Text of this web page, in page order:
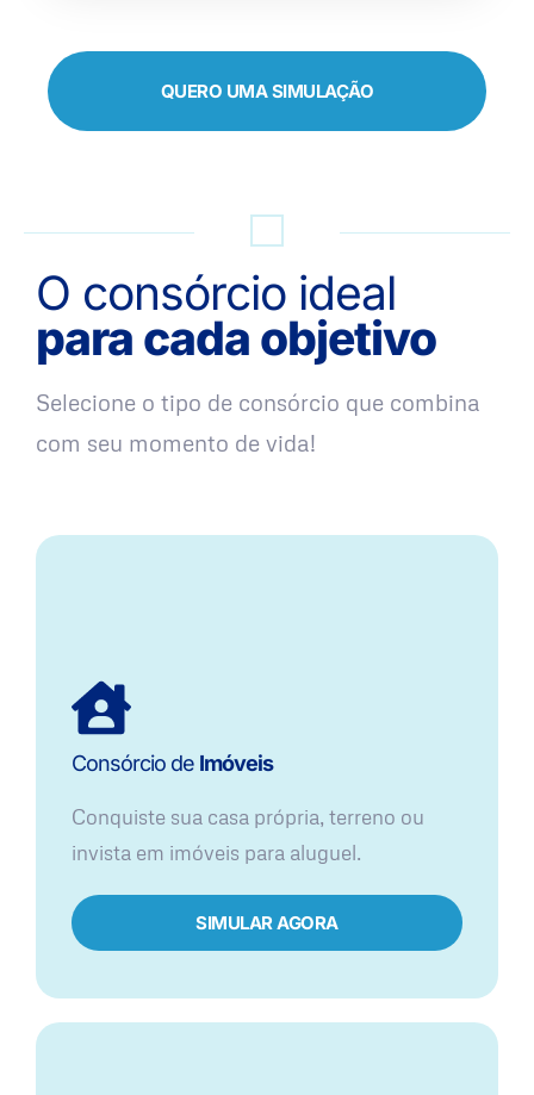
QUERO UMA SIMULAÇÃO
O consórcio ideal
para cada objetivo
Selecione o tipo de consórcio que combina
com seu momento de vida!
Consórcio de Imóveis
Conquiste sua casa própria, terreno ou
invista em imóveis para aluguel.
SIMULAR AGORA​